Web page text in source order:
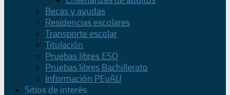
Becas y ayudas
Residencias escolares
Transporte escolar
Titulación
Pruebas libres ESO
Pruebas libres Bachillerato
Información PEvAU
Sitios de interés